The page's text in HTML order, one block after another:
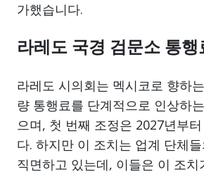
가했습니다.
라레도 국경 검문소 통행
라레도 시의회는 멕시코로 향하
량 통행료를 단계적으로 인상하
으며, 첫 번째 조정은 2027년부
다. 하지만 이 조치는 업계 단체
직면하고 있는데, 이들은 이 조치